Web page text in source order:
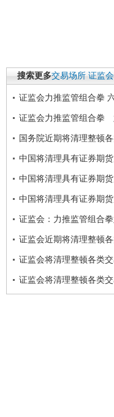
搜索更多交易场所 证监会
证监会力推监管组合拳
证监会力推监管组合拳
国务院近期将清理整顿
中国将清理具有证券期
中国将清理具有证券期
中国将清理具有证券期
证监会：力推监管组合
证监会近期将清理整顿
证监会将清理整顿各类
证监会将清理整顿各类